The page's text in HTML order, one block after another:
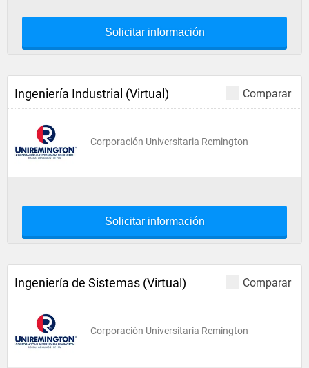
Solicitar información
Comparar
Ingeniería Industrial (Virtual)
Corporación Universitaria Remington
Solicitar información
Comparar
Ingeniería de Sistemas (Virtual)
Corporación Universitaria Remington